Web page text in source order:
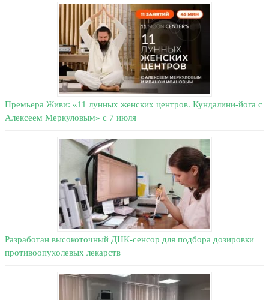
Премьера Живи: «11 лунных женских центров. Кундалини-йога с
Алексеем Меркуловым» с 7 июля
Разработан высокоточный ДНК-сенсор для подбора дозировки
противоопухолевых лекарств